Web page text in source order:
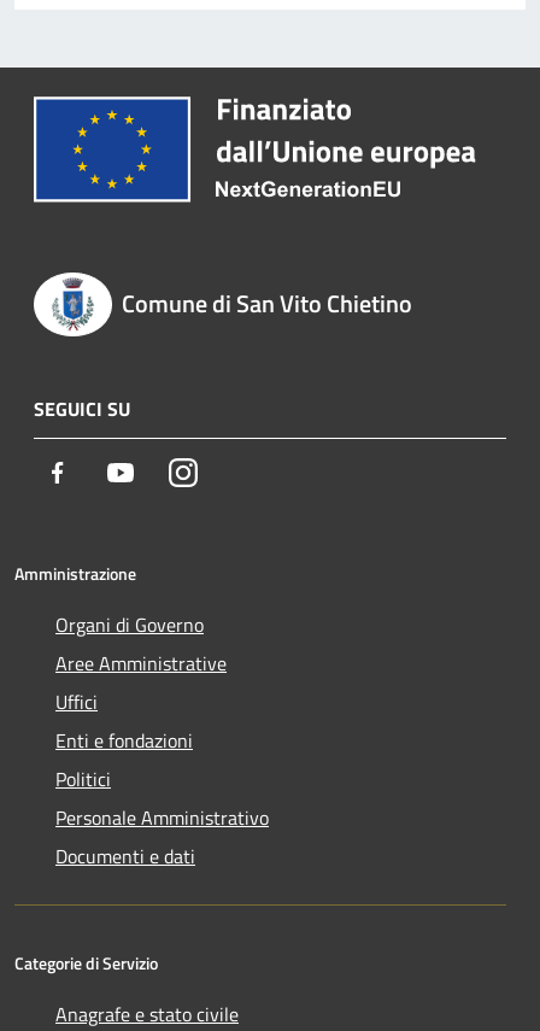
Comune di San Vito Chietino
SEGUICI SU
Facebook YoutubeInstagram
Amministrazione
Organi di Governo
Aree Amministrative
Uffici
Enti e fondazioni
Politici
Personale Amministrativo
Documenti e dati
Categorie di Servizio
Anagrafe e stato civile